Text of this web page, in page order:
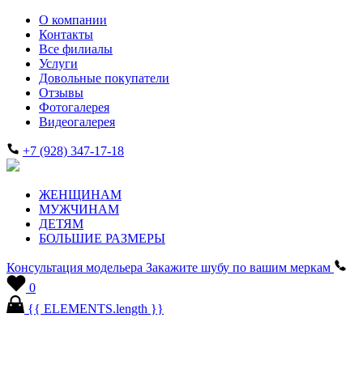
О компании
Контакты
Все филиалы
Услуги
Довольные покупатели
Отзывы
Фотогалерея
Видеогалерея
+7 (928) 347-17-18
ЖЕНЩИНАМ
МУЖЧИНАМ
ДЕТЯМ
БОЛЬШИЕ РАЗМЕРЫ
Консультация модельера Закажите шубу по вашим меркам
0
{{ ELEMENTS.length }}